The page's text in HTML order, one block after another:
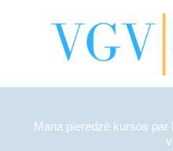
Mana pieredze kursos